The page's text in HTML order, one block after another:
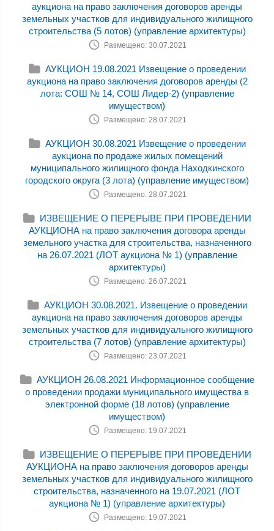
аукциона на право заключения договоров аренды
земельных участков для индивидуального жилищного
строительства (5 лотов) (управление архитектуры)
Размещено: 30.07.2021
АУКЦИОН 19.08.2021 Извещение о проведении
аукциона на право заключения договоров аренды (2
лота: СОШ № 14, СОШ Лидер-2) (управление
имуществом)
Размещено: 28.07.2021
АУКЦИОН 30.08.2021 Извещение о проведении
аукциона по продаже жилых помещений
муниципального жилищного фонда Находкинского
городского округа (3 лота) (управление имуществом)
Размещено: 28.07.2021
ИЗВЕЩЕНИЕ О ПЕРЕРЫВЕ ПРИ ПРОВЕДЕНИИ
АУКЦИОНА на право заключения договора аренды
земельного участка для строительства, назначенного
на 26.07.2021 (ЛОТ аукциона № 1) (управление
архитектуры)
Размещено: 26.07.2021
АУКЦИОН 30.08.2021. Извещение о проведении
аукциона на право заключения договоров аренды
земельных участков для индивидуального жилищного
строительства (7 лотов) (управление архитектуры)
Размещено: 23.07.2021
АУКЦИОН 26.08.2021 Информационное сообщение
о проведении продажи муниципального имущества в
электронной форме (18 лотов) (управление
имуществом)
Размещено: 19.07.2021
ИЗВЕЩЕНИЕ О ПЕРЕРЫВЕ ПРИ ПРОВЕДЕНИИ
АУКЦИОНА на право заключения договоров аренды
земельных участков для индивидуального жилищного
строительства, назначенного на 19.07.2021 (ЛОТ
аукциона № 1) (управление архитектуры)
Размещено: 19.07.2021